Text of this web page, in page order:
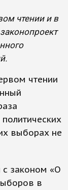
чтении и в
чтении
выборах не
с законом «О
в